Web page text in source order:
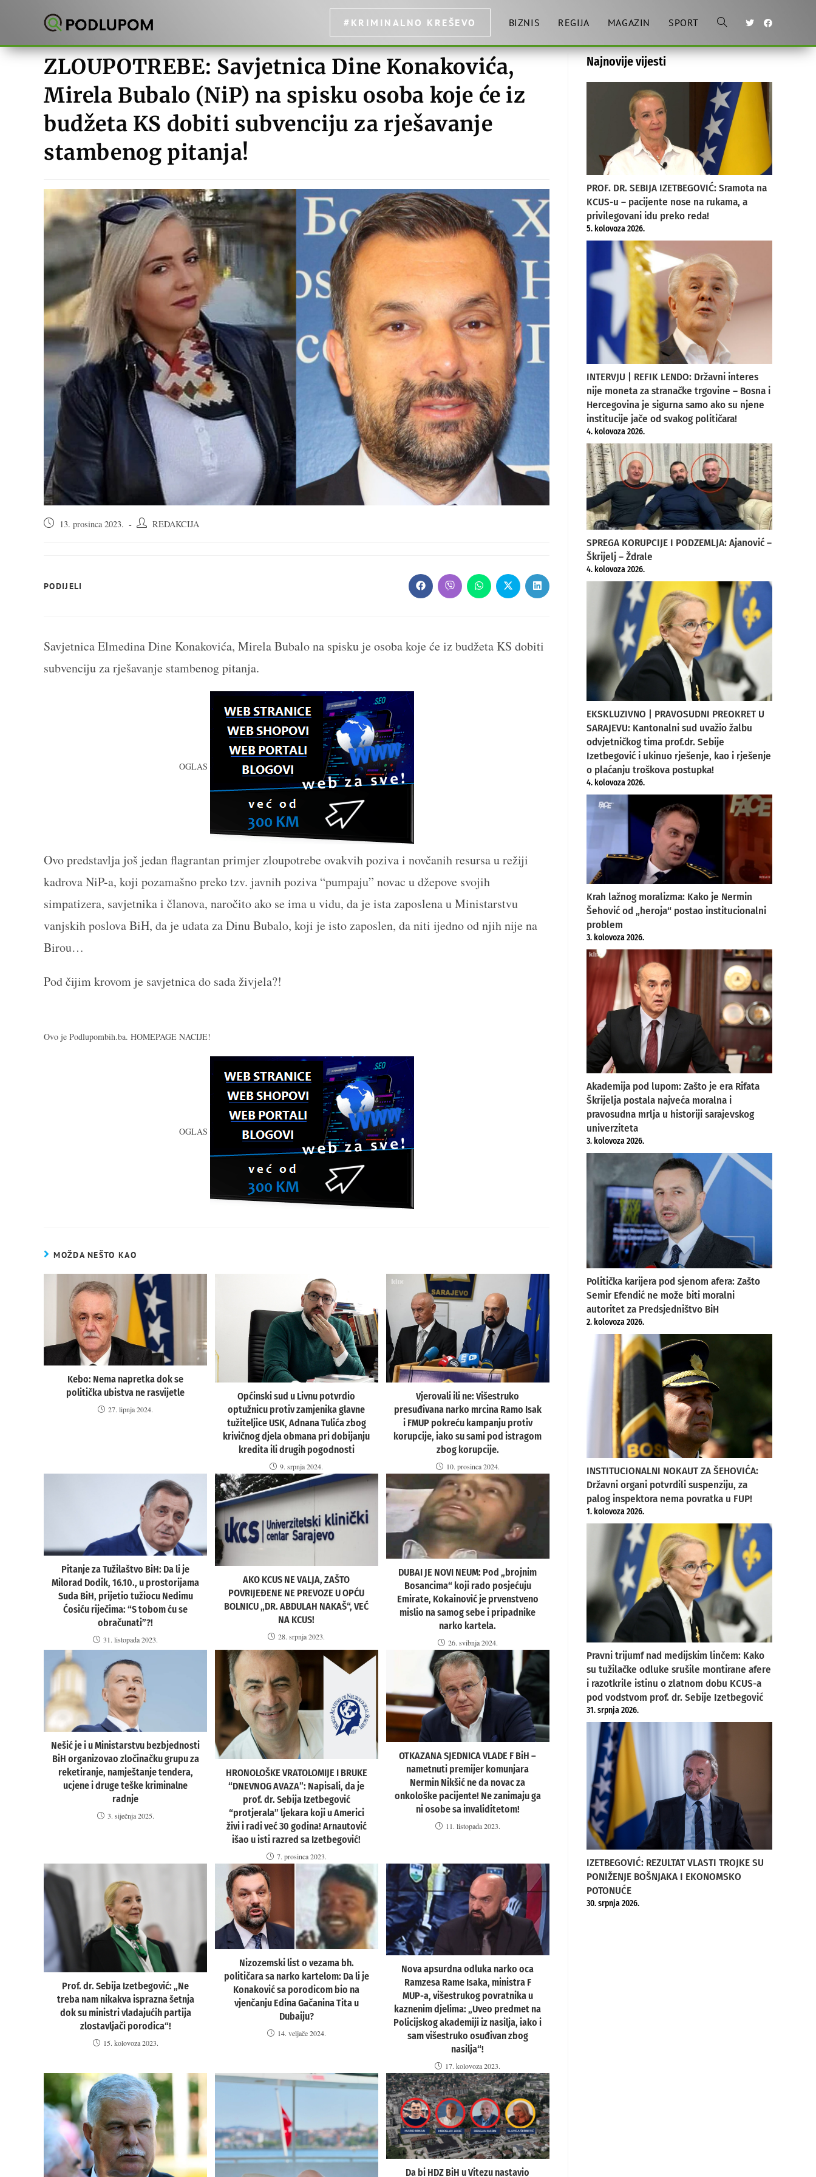
#KRIMINALNO KREŠEVO BIZNIS REGIJA MAGAZIN SPORT Toggle
search
ZLOUPOTREBE: Savjetnica Dine Konakovića,
Mirela Bubalo (NiP) na spisku osoba koje će iz
budžeta KS dobiti subvenciju za rješavanje
stambenog pitanja!
Objava13. prosinca 2023.
AutorREDAKCIJA
PODIJELI Opens
in
Opens
in
Opens
in
Opens
in
Opens
in
Savjetnica Elmedina Dine Konakovića, Mirela Bubalo na spisku je osoba koje će iz budžeta KS dobiti
subvenciju za rješavanje stambenog pitanja.
OGLAS
Ovo predstavlja još jedan flagrantan primjer zloupotrebe ovakvih poziva i novčanih resursa u režiji
kadrova NiP-a, koji pozamašno preko tzv. javnih poziva “pumpaju” novac u džepove svojih
simpatizera, savjetnika i članova, naročito ako se ima u vidu, da je ista zaposlena u Ministarstvu
vanjskih poslova BiH, da je udata za Dinu Bubalo, koji je isto zaposlen, da niti ijedno od njih nije na
Birou…
Pod čijim krovom je savjetnica do sada živjela?!
Ovo je Podlupombih.ba. HOMEPAGE NACIJE!
OGLAS
MOŽDA NEŠTO KAO
Kebo: Nema napretka dok se
politička ubistva ne rasvijetle
27. lipnja 2024.
Općinski sud u Livnu potvrdio
optužnicu protiv zamjenika glavne
tužiteljice USK, Adnana Tulića zbog
krivičnog djela obmana pri dobijanju
kredita ili drugih pogodnosti
9. srpnja 2024.
Vjerovali ili ne: Višestruko
presuđivana narko mrcina Ramo Isak
i FMUP pokreću kampanju protiv
korupcije, iako su sami pod istragom
zbog korupcije.
10. prosinca 2024.
Pitanje za Tužilaštvo BiH: Da li je
Milorad Dodik, 16.10., u prostorijama
Suda BiH, prijetio tužiocu Nedimu
Ćosiću riječima: “S tobom ću se
obračunati”?!
31. listopada 2023.
AKO KCUS NE VALJA, ZAŠTO
POVRIJEĐENE NE PREVOZE U OPĆU
BOLNICU „DR. ABDULAH NAKAŠ“, VEĆ
NA KCUS!
28. srpnja 2023.
DUBAI JE NOVI NEUM: Pod „brojnim
Bosancima“ koji rado posjećuju
Emirate, Kokainović je prvenstveno
mislio na samog sebe i pripadnike
narko kartela.
26. svibnja 2024.
Nešić je i u Ministarstvu bezbjednosti
BiH organizovao zločinačku grupu za
reketiranje, namještanje tendera,
ucjene i druge teške kriminalne
radnje
3. siječnja 2025.
HRONOLOŠKE VRATOLOMIJE I BRUKE
“DNEVNOG AVAZA”: Napisali, da je
prof. dr. Sebija Izetbegović
“protjerala” ljekara koji u Americi
živi i radi već 30 godina! Arnautović
išao u isti razred sa Izetbegović!
7. prosinca 2023.
OTKAZANA SJEDNICA VLADE F BiH –
nametnuti premijer komunjara
Nermin Nikšić ne da novac za
onkološke pacijente! Ne zanimaju ga
ni osobe sa invaliditetom!
11. listopada 2023.
Prof. dr. Sebija Izetbegović: „Ne
treba nam nikakva isprazna šetnja
dok su ministri vladajućih partija
zlostavljači porodica“!
15. kolovoza 2023.
Nizozemski list o vezama bh.
političara sa narko kartelom: Da li je
Konaković sa porodicom bio na
vjenčanju Edina Gačanina Tita u
Dubaiju?
14. veljače 2024.
Nova apsurdna odluka narko oca
Ramzesa Rame Isaka, ministra F
MUP-a, višestrukog povratnika u
kaznenim djelima: „Uveo predmet na
Policijskog akademiji iz nasilja, iako i
sam višestruko osuđivan zbog
nasilja“!
17. kolovoza 2023.
Da bi HDZ BiH u Vitezu nastavio
Najnovije vijesti
PROF. DR. SEBIJA IZETBEGOVIĆ: Sramota na
KCUS-u – pacijente nose na rukama, a
privilegovani idu preko reda!
5. kolovoza 2026.
INTERVJU | REFIK LENDO: Državni interes
nije moneta za stranačke trgovine – Bosna i
Hercegovina je sigurna samo ako su njene
institucije jače od svakog političara!
4. kolovoza 2026.
SPREGA KORUPCIJE I PODZEMLJA: Ajanović –
Škrijelj – Ždrale
4. kolovoza 2026.
EKSKLUZIVNO | PRAVOSUDNI PREOKRET U
SARAJEVU: Kantonalni sud uvažio žalbu
odvjetničkog tima prof.dr. Sebije
Izetbegović i ukinuo rješenje, kao i rješenje
o plaćanju troškova postupka!
4. kolovoza 2026.
Krah lažnog moralizma: Kako je Nermin
Šehović od „heroja“ postao institucionalni
problem
3. kolovoza 2026.
Akademija pod lupom: Zašto je era Rifata
Škrijelja postala najveća moralna i
pravosudna mrlja u historiji sarajevskog
univerziteta
3. kolovoza 2026.
Politička karijera pod sjenom afera: Zašto
Semir Efendić ne može biti moralni
autoritet za Predsjedništvo BiH
2. kolovoza 2026.
INSTITUCIONALNI NOKAUT ZA ŠEHOVIĆA:
Državni organi potvrdili suspenziju, za
palog inspektora nema povratka u FUP!
1. kolovoza 2026.
Pravni trijumf nad medijskim linčem: Kako
su tužilačke odluke srušile montirane afere
i razotkrile istinu o zlatnom dobu KCUS-a
pod vodstvom prof. dr. Sebije Izetbegović
31. srpnja 2026.
IZETBEGOVIĆ: REZULTAT VLASTI TROJKE SU
PONIŽENJE BOŠNJAKA I EKONOMSKO
POTONUĆE
30. srpnja 2026.